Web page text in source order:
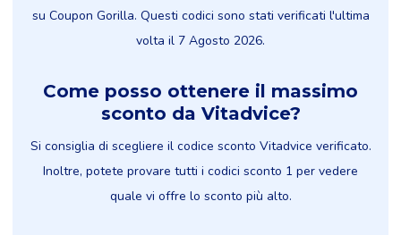
su Coupon Gorilla. Questi codici sono stati verificati l'ultima
volta il 7 Agosto 2026.
Come posso ottenere il massimo
sconto da Vitadvice?
Si consiglia di scegliere il codice sconto Vitadvice verificato.
Inoltre, potete provare tutti i codici sconto 1 per vedere
quale vi offre lo sconto più alto.